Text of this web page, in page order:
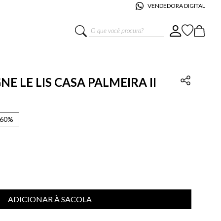
VENDEDORA DIGITAL
O que você procura?
LE LIS CASA PALMEIRA II
60%
ADICIONAR À SACOLA